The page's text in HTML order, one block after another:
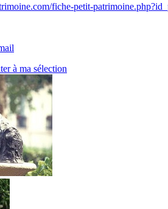
fiche-petit-
à ma sélection